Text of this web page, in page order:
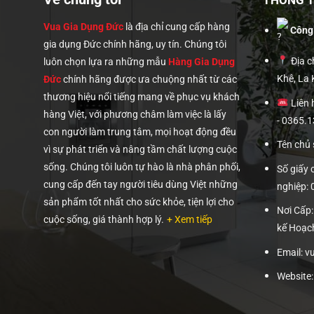
Vua Gia Dụng Đức là địa chỉ cung cấp hàng
gia dụng Đức chính hãng, uy tín. Chúng tôi
luôn chọn lựa ra những mẫu Hàng Gia Dụng
Đứcchính hãng được ưa chuộng nhất từ các
thương hiệu nổi tiếng mang về phục vụ khách
hàng Việt, với phương châm làm việc là lấy
con người làm trung tâm, mọi hoạt động đều
vì sự phát triển và nâng tầm chất lượng cuộc
sống. Chúng tôi luôn tự hào là nhà phân phối,
cung cấp đến tay người tiêu dùng Việt những
sản phẩm tốt nhất cho sức khỏe, tiện lợi cho
cuộc sống, giá thành hợp lý. + Xem tiếp
Địa
Khê, La
Liên
-
Tên chủ
Số giấy
nghiệp:
Nơi
kế
Email: